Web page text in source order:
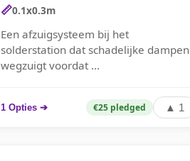
📏0.1x0.3m
Een afzuigsysteem bij het
solderstation dat schadelijke dampen
wegzuigt voordat ...
1 Opties ➔ €25 pledged ▲ 1